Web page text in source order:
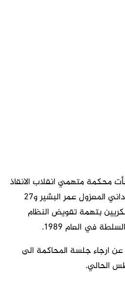
محكمة متهمي انقلاب الانقاذ
المتهم فيها الرئيس السوداني المعزول عمر البشير و27
بتهمة تقويض النظام
في العام 1989.
ارجاء جلسة المحاكمة الى
الحالي.